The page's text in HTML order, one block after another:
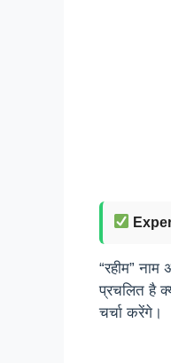
“रहीम”
प्रचलित है
चर्चा करेंगे।